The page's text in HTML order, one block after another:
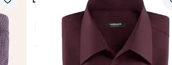
MerkzettelComfort Fit
Bügelfreies Hemd mit Relax-Kragen
4,8 (202)
ab